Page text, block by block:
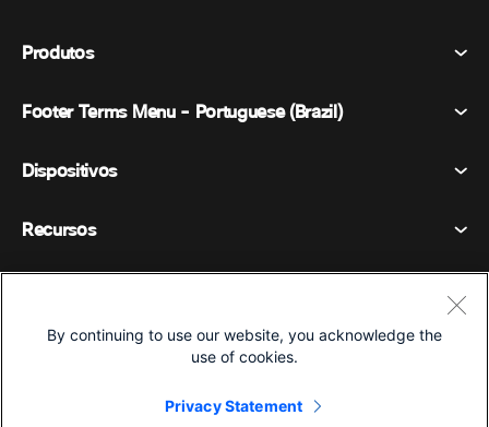
Produtos
Webex Suite
Mensagens
Footer Terms Menu - Portuguese (Brazil)
Termos e Condições
Português
简体中文 (Chinês (Simplificado))
繁體中文 (Chinês (Tradicional))
Dispositivos
Dispositivos de sala
Dispositivos de mesa
Recursos
Transferências
Comunidade Webex
Cisco
By continuing to use our website, you acknowledge the
use of cookies.
Privacy Statement